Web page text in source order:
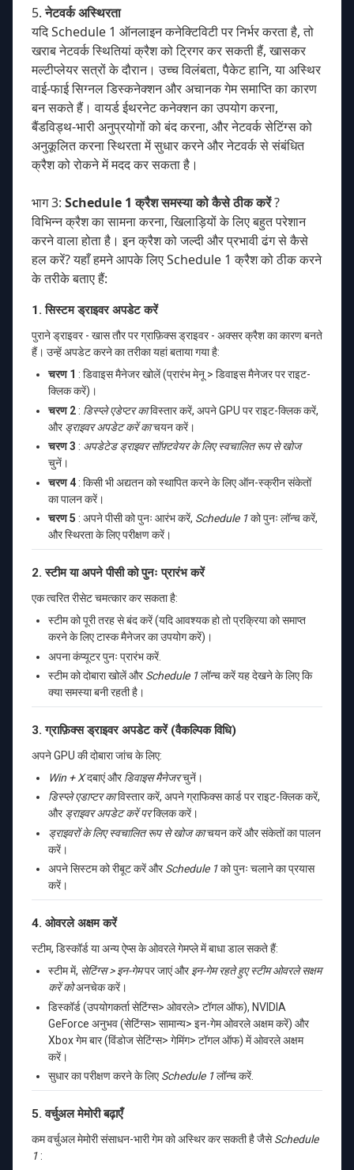
5.नेटवर्क अस्थिरता
यदि Schedule 1 ऑनलाइन कनेक्टिविटी पर निर्भर करता है, तो
खराब नेटवर्क स्थितियां क्रैश को ट्रिगर कर सकती हैं, खासकर
मल्टीप्लेयर सत्रों के दौरान। उच्च विलंबता, पैकेट हानि, या अस्थिर
वाई-फाई सिग्नल डिस्कनेक्शन और अचानक गेम समाप्ति का कारण
बन सकते हैं। वायर्ड ईथरनेट कनेक्शन का उपयोग करना,
बैंडविड्थ-भारी अनुप्रयोगों को बंद करना, और नेटवर्क सेटिंग्स को
अनुकूलित करना स्थिरता में सुधार करने और नेटवर्क से संबंधित
क्रैश को रोकने में मदद कर सकता है।
भाग 3: Schedule 1 क्रैश समस्या को कैसे ठीक करें?
विभिन्न क्रैश का सामना करना, खिलाड़ियों के लिए बहुत परेशान
करने वाला होता है। इन क्रैश को जल्दी और प्रभावी ढंग से कैसे
हल करें? यहाँ हमने आपके लिए Schedule 1 क्रैश को ठीक करने
के तरीके बताए हैं:
1. सिस्टम ड्राइवर अपडेट करें
पुराने ड्राइवर - खास तौर पर ग्राफ़िक्स ड्राइवर - अक्सर क्रैश का कारण बनते
हैं। उन्हें अपडेट करने का तरीका यहां बताया गया है:
चरण 1 : डिवाइस मैनेजर खोलें (प्रारंभ मेनू > डिवाइस मैनेजर पर राइट-
क्लिक करें)।
चरण 2 : डिस्प्ले एडेप्टर काविस्तार करें, अपने GPU पर राइट-क्लिक करें,
औरड्राइवर अपडेट करें काचयन करें।
चरण 3 : अपडेटेड ड्राइवर सॉफ़्टवेयर के लिए स्वचालित रूप से खोज
चुनें।
चरण 4 : किसी भी अद्यतन को स्थापित करने के लिए ऑन-स्क्रीन संकेतों
का पालन करें।
चरण 5 : अपने पीसी को पुनः आरंभ करें, Schedule 1को पुनः लॉन्च करें,
और स्थिरता के लिए परीक्षण करें।
2. स्टीम या अपने पीसी को पुनः प्रारंभ करें
एक त्वरित रीसेट चमत्कार कर सकता है:
स्टीम को पूरी तरह से बंद करें (यदि आवश्यक हो तो प्रक्रिया को समाप्त
करने के लिए टास्क मैनेजर का उपयोग करें)।
अपना कंप्यूटर पुनः प्रारंभ करें.
स्टीम को दोबारा खोलें औरSchedule 1लॉन्च करें यह देखने के लिए कि
क्या समस्या बनी रहती है।
3. ग्राफ़िक्स ड्राइवर अपडेट करें (वैकल्पिक विधि)
अपने GPU की दोबारा जांच के लिए:
Win + Xदबाएं औरडिवाइस मैनेजरचुनें।
डिस्प्ले एडाप्टर काविस्तार करें, अपने ग्राफिक्स कार्ड पर राइट-क्लिक करें,
औरड्राइवर अपडेट करें परक्लिक करें।
ड्राइवरों के लिए स्वचालित रूप से खोज काचयन करें और संकेतों का पालन
करें।
अपने सिस्टम को रीबूट करें औरSchedule 1को पुनः चलाने का प्रयास
करें।
4. ओवरले अक्षम करें
स्टीम, डिस्कॉर्ड या अन्य ऐप्स के ओवरले गेमप्ले में बाधा डाल सकते हैं:
स्टीम में, सेटिंग्स > इन-गेमपर जाएं औरइन-गेम रहते हुए स्टीम ओवरले सक्षम
करें कोअनचेक करें।
डिस्कॉर्ड (उपयोगकर्ता सेटिंग्स> ओवरले> टॉगल ऑफ), NVIDIA
GeForce अनुभव (सेटिंग्स> सामान्य> इन-गेम ओवरले अक्षम करें) और
Xbox गेम बार (विंडोज सेटिंग्स> गेमिंग> टॉगल ऑफ) में ओवरले अक्षम
करें।
सुधार का परीक्षण करने के लिएSchedule 1लॉन्च करें.
5. वर्चुअल मेमोरी बढ़ाएँ
कम वर्चुअल मेमोरी संसाधन-भारी गेम को अस्थिर कर सकती है जैसेSchedule
1 :